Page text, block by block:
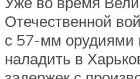
Отечественной
с 57-мм орудиями
наладить в